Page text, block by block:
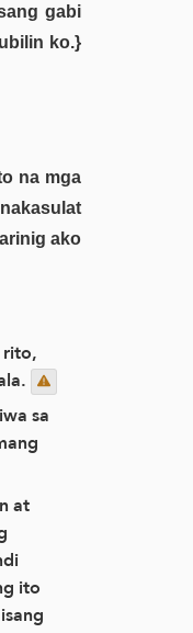
gabi
ko.}
na mga
ako
sa
at
ito